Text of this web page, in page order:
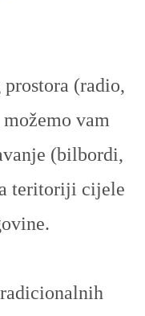
(radio,
vam
(bilbordi,
teritoriji cijele